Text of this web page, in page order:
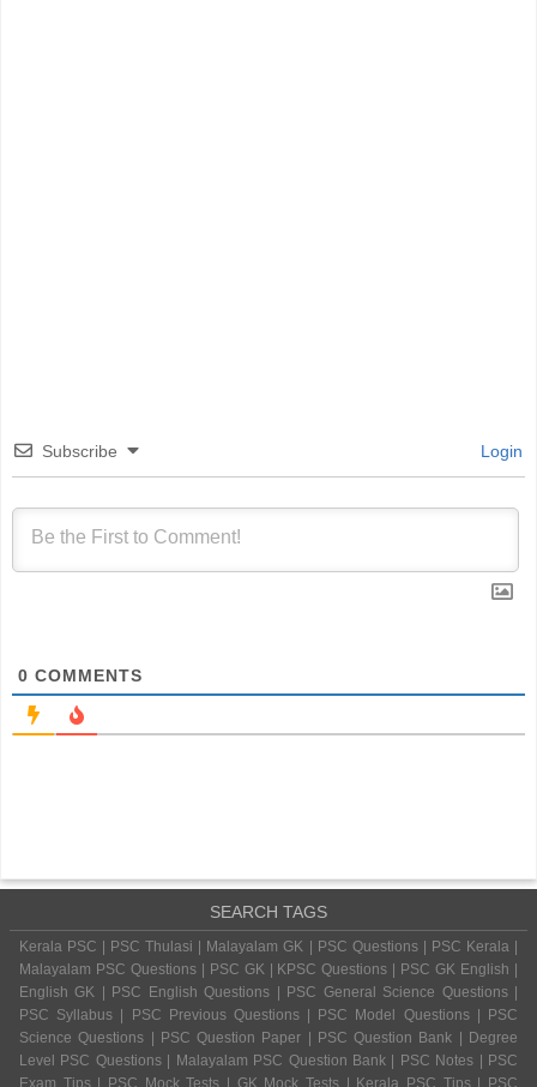
Subscribe Login
0 COMMENTS
SEARCH TAGS
Kerala PSC | PSC Thulasi | Malayalam GK | PSC Questions | PSC Kerala |
Malayalam PSC Questions | PSC GK | KPSC Questions | PSC GK English |
English GK | PSC English Questions | PSC General Science Questions |
PSC Syllabus | PSC Previous Questions | PSC Model Questions | PSC
Science Questions | PSC Question Paper | PSC Question Bank | Degree
Level PSC Questions | Malayalam PSC Question Bank | PSC Notes | PSC
Exam Tips | PSC Mock Tests | GK Mock Tests | Kerala PSC Tips | PSC